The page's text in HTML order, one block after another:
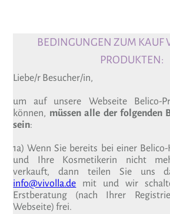
BEDINGUNGEN ZUM KAUF
PRODUKTEN:
Liebe/r Besucher/in,
um auf unsere Webseite Belico-
können, müssen alle der folgenden
sein:
1a) Wenn Sie bereits bei einer
und Ihre Kosmetikerin nicht
verkauft, dann teilen Sie uns
info@vivolla.de mit und wir
Erstberatung (nach Ihrer
Webseite) frei.